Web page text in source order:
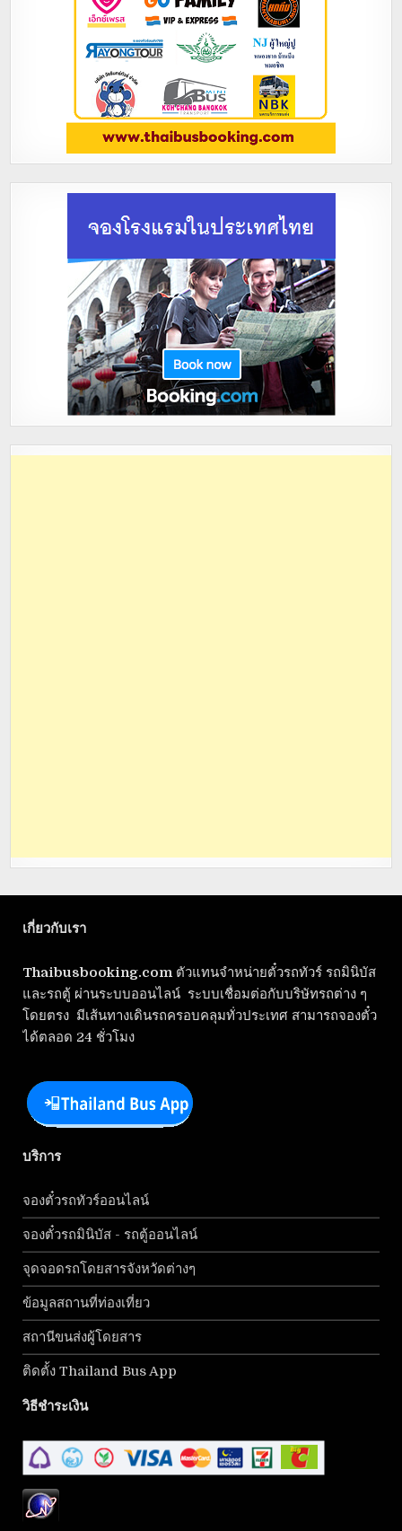
เกี่ยวกับเรา
Thaibusbooking.com ตัวแทนจำหน่ายตั๋วรถทัวร์ รถมินิบัส
และรถตู้ ผ่านระบบออนไลน์ ระบบเชื่อมต่อกับบริษัทรถต่าง ๆ
โดยตรง มีเส้นทางเดินรถครอบคลุมทั่วประเทศ สามารถจองตั๋ว
ได้ตลอด 24 ชั่วโมง
บริการ
จองตั๋วรถทัวร์ออนไลน์
จองตั๋วรถมินิบัส - รถตู้ออนไลน์
จุดจอดรถโดยสารจังหวัดต่างๆ
ข้อมูลสถานที่ท่องเที่ยว
สถานีขนส่งผู้โดยสาร
ติดตั้ง Thailand Bus App
วิธีชำระเงิน